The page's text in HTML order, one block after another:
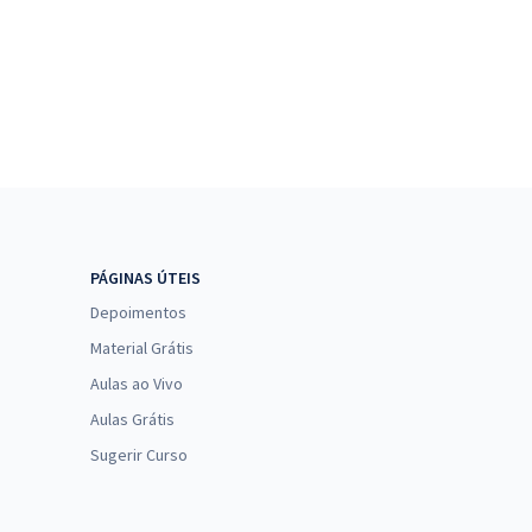
PÁGINAS ÚTEIS
Depoimentos
Material Grátis
Aulas ao Vivo
Aulas Grátis
Sugerir Curso